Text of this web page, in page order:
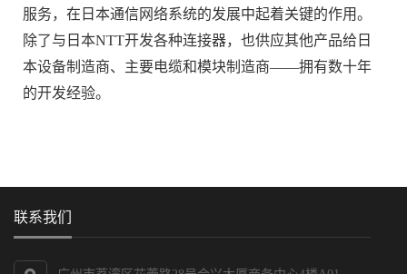
服务，在日本通信网络系统的发展中起着关键的作用。
除了与日本NTT开发各种连接器，也供应其他产品给日
本设备制造商、主要电缆和模块制造商——拥有数十年
的开发经验。
联系我们